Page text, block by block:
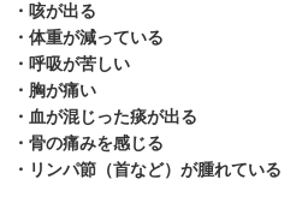
・咳が出る
・体重が減っている
・呼吸が苦しい
・胸が痛い
・血が混じった痰が出る
・骨の痛みを感じる
・リンパ節（首など）が腫れている